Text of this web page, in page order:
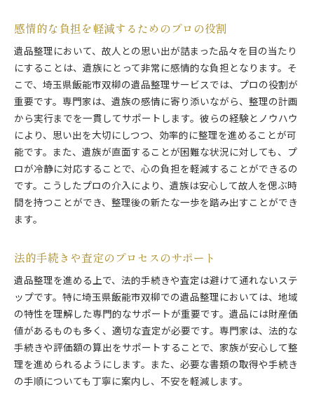
感情的な負担を軽減するためのプロの役割
遺品整理において、故人との思い出が詰まった品々を目の当たり
にすることは、遺族にとって非常に感情的な負担となります。そ
こで、埼玉県飯能市双柳の遺品整理サービスでは、プロの役割が
重要です。専門家は、遺族の感情に寄り添いながら、整理の計画
から実行までを一貫してサポートします。彼らの経験とノウハウ
により、思い出を大切にしつつ、効率的に整理を進めることが可
能です。また、遺族が直面することが困難な状況に対しても、プ
ロが冷静に対応することで、心の負担を軽減することができるの
です。こうしたプロの介入により、遺族は安心して故人を偲ぶ時
間を持つことができ、整理後の新たな一歩を踏み出すことができ
ます。
法的手続きや査定のプロセスのサポート
遺品整理を進める上で、法的手続きや査定は避けて通れないステ
ップです。特に埼玉県飯能市双柳での遺品整理においては、地域
の特性を理解した専門的なサポートが重要です。遺品には財産価
値があるものも多く、適切な査定が必要です。専門家は、法的な
手続きや評価額の算出をサポートすることで、家族が安心して整
理を進められるようにします。また、必要な書類の取得や手続き
の手順についても丁寧に案内し、不安を軽減します。